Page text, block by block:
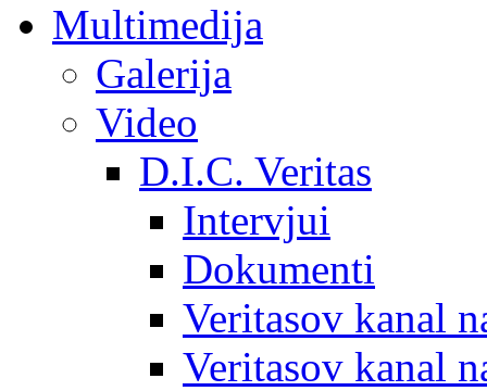
Multimedija
Galerija
Video
D.I.C. Veritas
Intervjui
Dokumenti
Veritasov kanal
Veritasov kanal